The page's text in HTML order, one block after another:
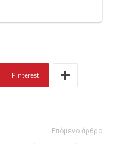
Pinterest
Επόμενο άρθρο